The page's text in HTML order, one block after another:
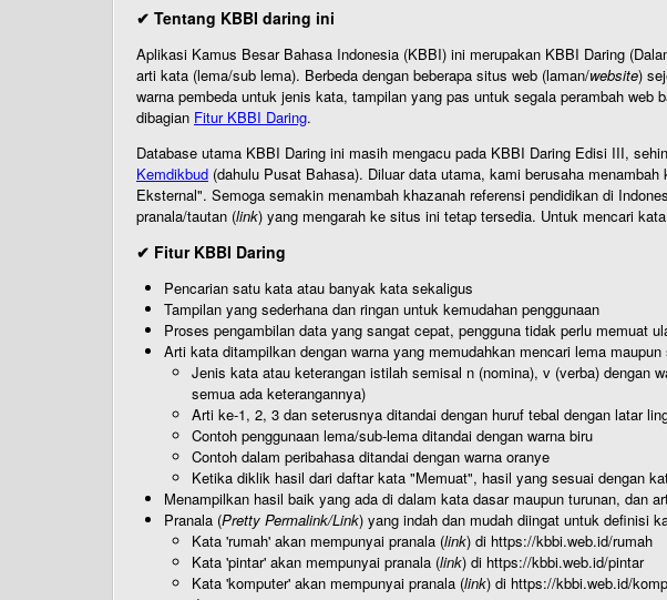
✔ Tentang KBBI daring ini
Aplikasi Kamus Besar Bahasa Indonesia (KBBI) ini merupakan KBBI Daring
arti kata (lema/sub lema). Berbeda dengan beberapa situs web (laman/website)
warna pembeda untuk jenis kata, tampilan yang pas untuk segala perambah
dibagian Fitur KBBI Daring.
Database utama KBBI Daring ini masih mengacu pada KBBI Daring Edisi III,
Kemdikbud (dahulu Pusat Bahasa). Diluar data utama, kami berusaha
Eksternal". Semoga semakin menambah khazanah referensi pendidikan di
pranala/tautan (link) yang mengarah ke situs ini tetap tersedia. Untuk mencari
✔ Fitur KBBI Daring
Pencarian satu kata atau banyak kata sekaligus
Tampilan yang sederhana dan ringan untuk kemudahan penggunaan
Proses pengambilan data yang sangat cepat, pengguna tidak perlu memuat
Arti kata ditampilkan dengan warna yang memudahkan mencari lema
Jenis kata atau keterangan istilah semisal n (nomina), v (verba) dengan
semua ada keterangannya)
Arti ke-1, 2, 3 dan seterusnya ditandai dengan huruf tebal dengan latar
Contoh penggunaan lema/sub-lema ditandai dengan warna biru
Contoh dalam peribahasa ditandai dengan warna oranye
Ketika diklik hasil dari daftar kata "Memuat", hasil yang sesuai dengan
Menampilkan hasil baik yang ada di dalam kata dasar maupun turunan, dan
Pranala (Pretty Permalink/Link) yang indah dan mudah diingat untuk definisi
Kata 'rumah' akan mempunyai pranala (link) di https://kbbi.web.id/rumah
Kata 'pintar' akan mempunyai pranala (link) di https://kbbi.web.id/pintar
Kata 'komputer' akan mempunyai pranala (link) di https://kbbi.web.id/